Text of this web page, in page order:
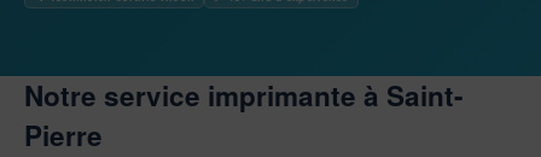
Notre service imprimante à Saint-
Pierre